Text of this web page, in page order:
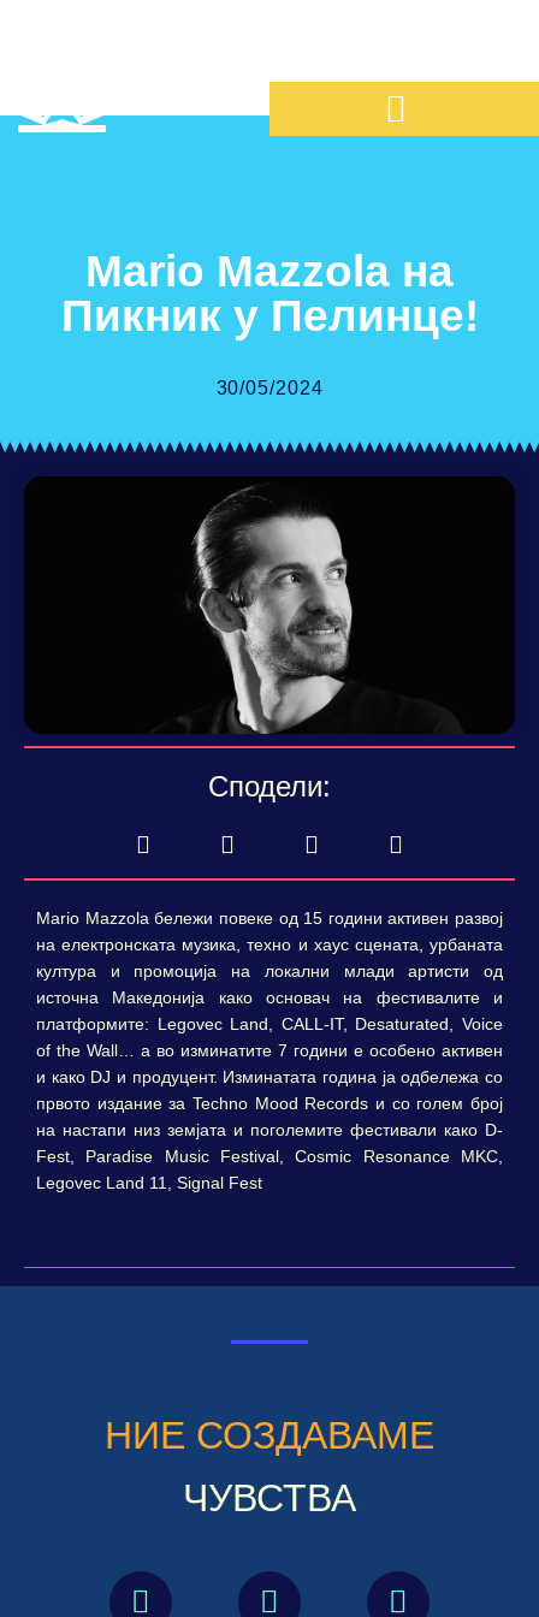
Mario Mazzola на
Пикник у Пелинце!
30/05/2024
Сподели:
Mario Mazzola бележи повеке од 15 години активен развој
на електронската музика, техно и хаус сцената, урбаната
култура и промоција на локални млади артисти од
источна Македонија како основач на фестивалите и
платформите: Legovec Land, CALL-IT, Desaturated, Voice
of the Wall… а во изминатите 7 години е особено активен
и како DJ и продуцент. Изминатата година ja одбележа со
првото издание за Techno Mood Records и со голем број
на настапи низ земјата и поголемите фестивали како D-
Fest, Paradise Music Festival, Cosmic Resonance MKC,
Legovec Land 11, Signal Fest
НИЕ СОЗДАВАМЕ
ЧУВСТВА